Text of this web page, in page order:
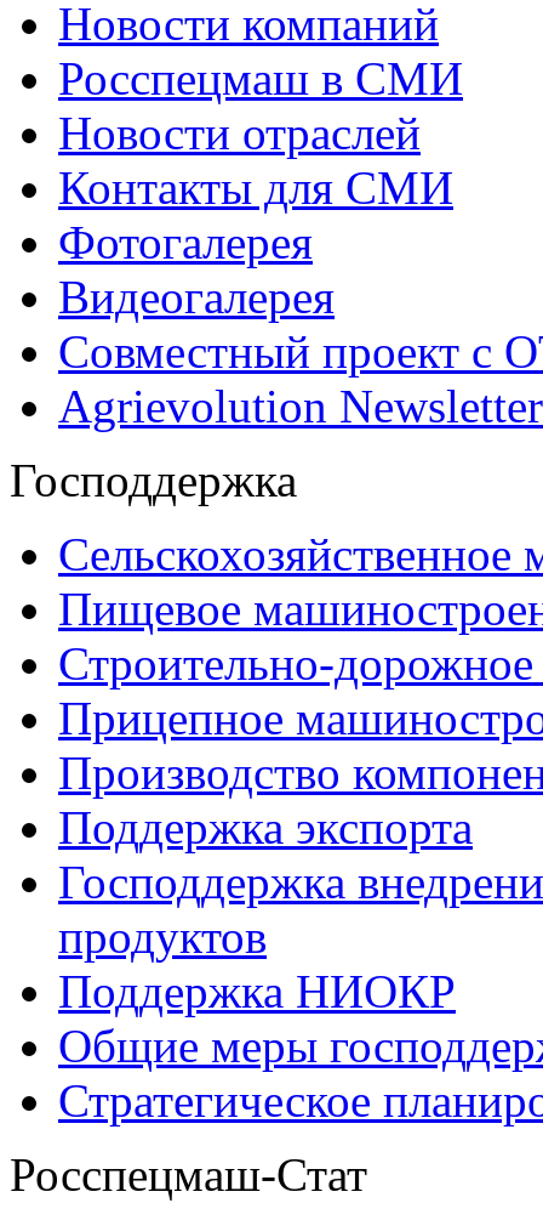
Новости компаний
Росспецмаш в СМИ
Новости отраслей
Контакты для СМИ
Фотогалерея
Видеогалерея
Совместный проект с
Agrievolution Newsletter
Господдержка
Пищевое
Строительно-
Прицепное
Производство
Поддержка экспорта
Господдержка
продуктов
Поддержка НИОКР
Общие меры
Стратегическое
Росспецмаш-Стат